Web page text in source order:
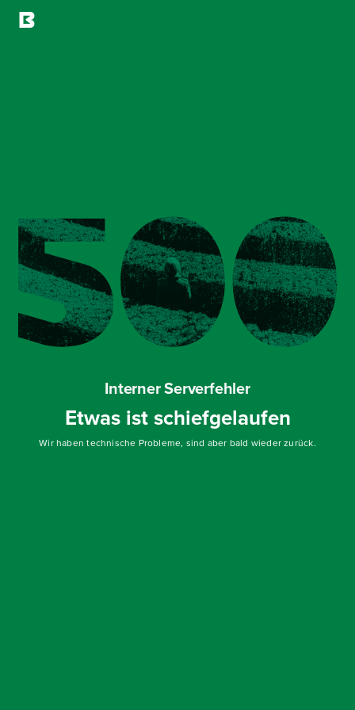
Interner Serverfehler
Etwas ist schiefgelaufen
Wir haben technische Probleme, sind aber bald wieder zurück.